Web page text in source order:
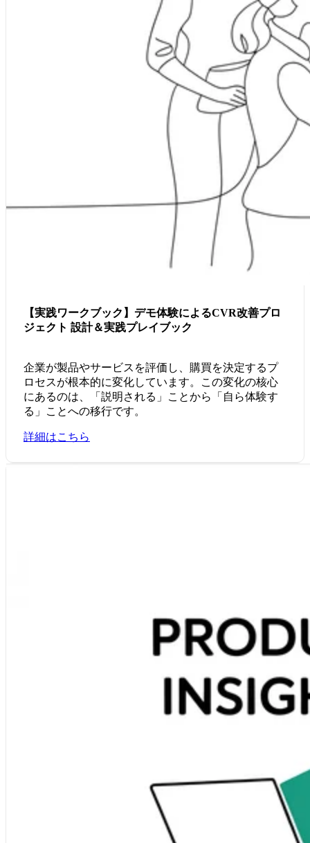
【実践ワークブック】デモ体験によるCVR改善プロ
ジェクト 設計＆実践プレイブック
企業が製品やサービスを評価し、購買を決定するプ
ロセスが根本的に変化しています。この変化の核心
にあるのは、「説明される」ことから「自ら体験す
る」ことへの移行です。
詳細はこちら